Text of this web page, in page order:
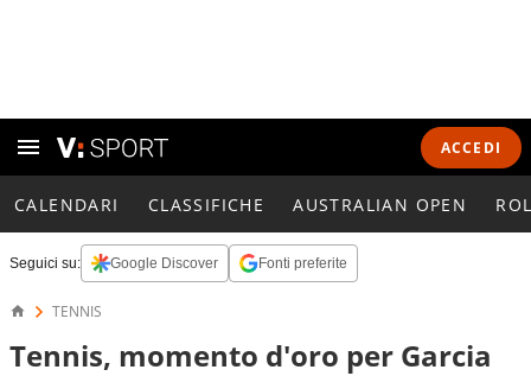
ACCEDI
CALENDARI CLASSIFICHE AUSTRALIAN OPEN
Seguici su: Google Discover Fonti preferite
TENNIS
Tennis, momento d'oro per Garcia